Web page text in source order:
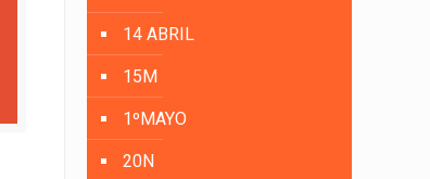
14 ABRIL
15M
1ºMAYO
20N